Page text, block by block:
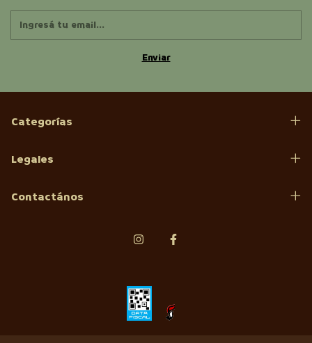
Categorías
Legales
Contactános